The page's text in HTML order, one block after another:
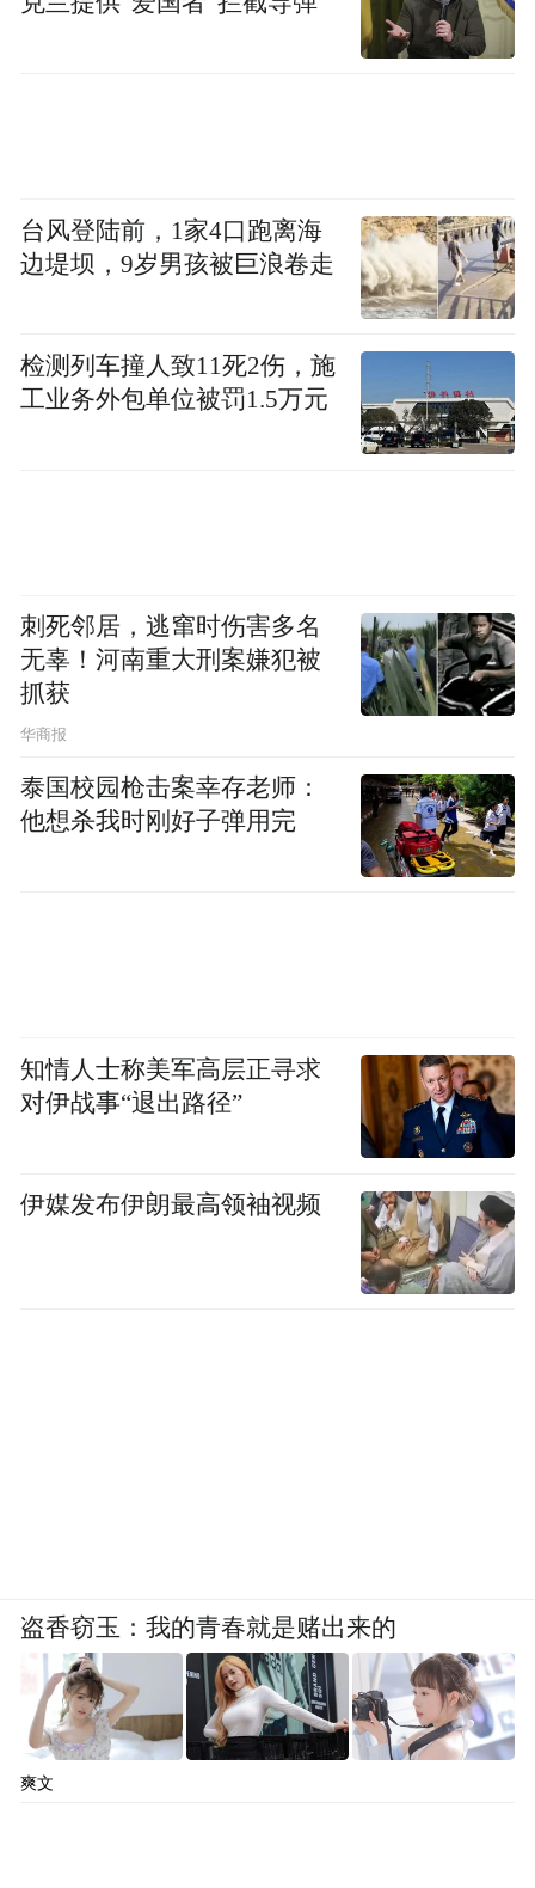
台风登陆前，1家4口跑离海
边堤坝，9岁男孩被巨浪卷走
检测列车撞人致11死2伤，施
工业务外包单位被罚1.5万元
刺死邻居，逃窜时伤害多名
无辜！河南重大刑案嫌犯被
抓获
华商报
泰国校园枪击案幸存老师：
他想杀我时刚好子弹用完
知情人士称美军高层正寻求
对伊战事“退出路径”
伊媒发布伊朗最高领袖视频
盗香窃玉：我的青春就是赌出来的
爽文